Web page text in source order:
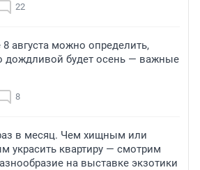
22
августа можно определить,
дождливой будет осень — важные
8
в месяц. Чем хищным или
украсить квартиру — смотрим
на выставке экзотики